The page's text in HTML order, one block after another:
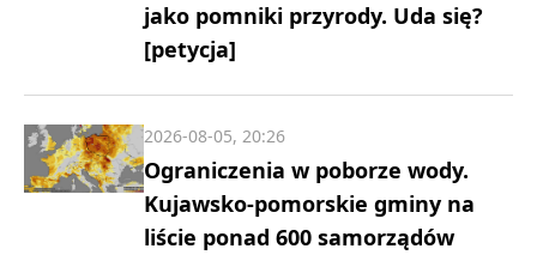
jako pomniki przyrody. Uda się?
[petycja]
Ograniczenia w poborze wody.
Kujawsko-pomorskie gminy na
liście ponad 600 samorządów
2026-08-05, 20:26